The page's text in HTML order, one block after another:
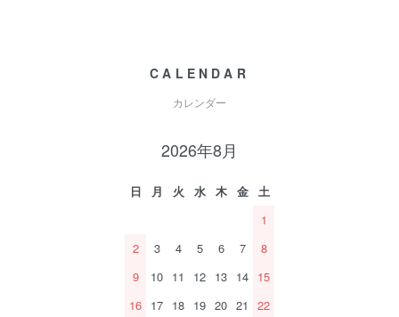
CALENDAR
カレンダー
2026年8月
日 月 火 水 木 金
土
1
2
3 4 5 6 7
8
9
10 11 12 13 14 15
16 17 18 19 20 21
22